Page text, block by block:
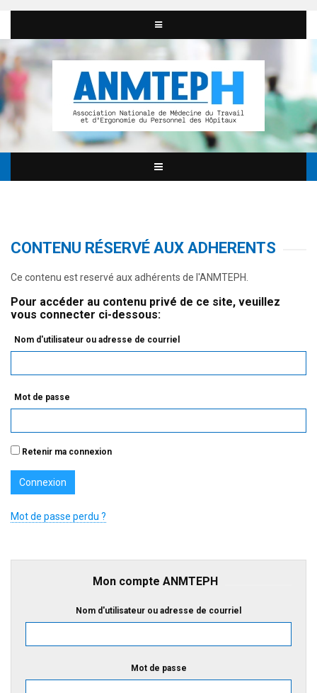
CONTENU RÉSERVÉ AUX ADHERENTS
Ce contenu est reservé aux adhérents de l'ANMTEPH.
Pour accéder au contenu privé de ce site, veuillez
vous connecter ci-dessous:
Nom d'utilisateur ou adresse de courriel
Mot de passe
Retenir ma connexion
Mot de passe perdu ?
Mon compte ANMTEPH
Nom d'utilisateur ou adresse de courriel
Mot de passe